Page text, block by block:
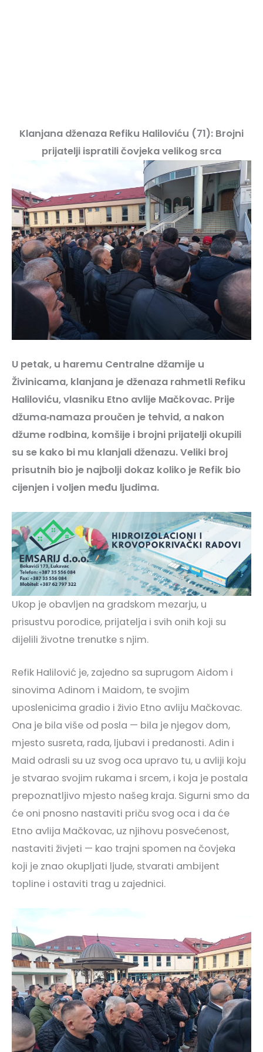
Klanjana dženaza Refiku Haliloviću (71): Brojni
prijatelji ispratili čovjeka velikog srca
U petak, u haremu Centralne džamije u
Živinicama, klanjana je dženaza rahmetli Refiku
Haliloviću, vlasniku Etno avlije Mačkovac. Prije
džuma‑namaza proučen je tehvid, a nakon
džume rodbina, komšije i brojni prijatelji okupili
su se kako bi mu klanjali dženazu. Veliki broj
prisutnih bio je najbolji dokaz koliko je Refik bio
cijenjen i voljen među ljudima.
Ukop je obavljen na gradskom mezarju, u
prisustvu porodice, prijatelja i svih onih koji su
dijelili životne trenutke s njim.
Refik Halilović je, zajedno sa suprugom Aidom i
sinovima Adinom i Maidom, te svojim
uposlenicima gradio i živio Etno avliju Mačkovac.
Ona je bila više od posla — bila je njegov dom,
mjesto susreta, rada, ljubavi i predanosti. Adin i
Maid odrasli su uz svog oca upravo tu, u avliji koju
je stvarao svojim rukama i srcem, i koja je postala
prepoznatljivo mjesto našeg kraja. Sigurni smo da
će oni pnosno nastaviti priču svog oca i da će
Etno avlija Mačkovac, uz njihovu posvećenost,
nastaviti živjeti — kao trajni spomen na čovjeka
koji je znao okupljati ljude, stvarati ambijent
topline i ostaviti trag u zajednici.